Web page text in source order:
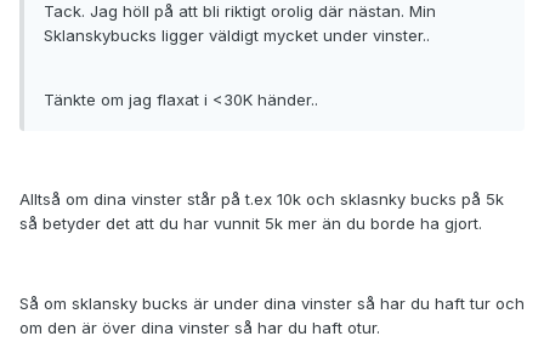
Tack. Jag höll på att bli riktigt orolig där nästan. Min
Sklanskybucks ligger väldigt mycket under vinster..
Tänkte om jag flaxat i <30K händer..
Alltså om dina vinster står på t.ex 10k och sklasnky bucks på 5k
så betyder det att du har vunnit 5k mer än du borde ha gjort.
Så om sklansky bucks är under dina vinster så har du haft tur och
om den är över dina vinster så har du haft otur.